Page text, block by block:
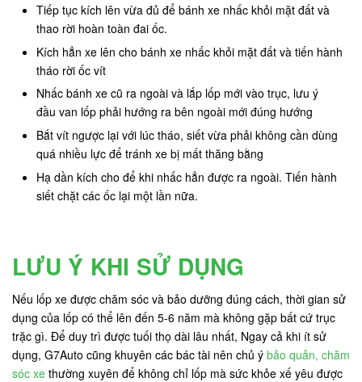
Tiếp tục kích lên vừa đủ để bánh xe nhấc khỏi mặt đất và
thao rời hoàn toàn đai ốc.
Kích hẳn xe lên cho bánh xe nhấc khỏi mặt đất và tiến hành
tháo rời ốc vít
Nhấc bánh xe cũ ra ngoài và lắp lốp mới vào trục, lưu ý
đầu van lốp phải hướng ra bên ngoài mới đúng hướng
Bắt vít ngược lại với lúc tháo, siết vừa phải không cần dùng
quá nhiều lực để tránh xe bị mất thăng bằng
Hạ dần kích cho để khi nhấc hẳn được ra ngoài. Tiến hành
siết chặt các ốc lại một lần nữa.
LƯU Ý KHI SỬ DỤNG
Nếu lốp xe được chăm sóc và bảo dưỡng đúng cách, thời gian sử
dụng của lốp có thể lên đến 5-6 năm mà không gặp bất cứ trục
trặc gì. Để duy trì được tuối thọ dài lâu nhất, Ngay cả khi ít sử
dụng, G7Auto cũng khuyên các bác tài nên chủ ý bảo quản, chăm
sóc xe thường xuyên để không chỉ lốp mà sức khỏe xế yêu được